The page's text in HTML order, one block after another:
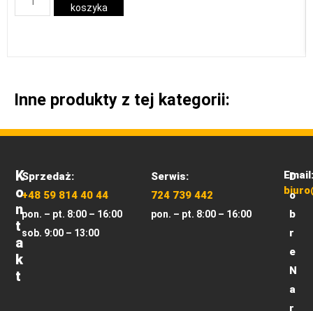
koszyka
Inne produkty z tej kategorii:
K
O
N
T
A
K
T
Sprzedaż:
+48 59 814 40 44
pon. – pt. 8:00 – 16:00
sob. 9:00 – 13:00
Serwis:
724 739 442
pon. – pt. 8:00 – 16:00
Email:
D
o
b
r
e
N
a
r